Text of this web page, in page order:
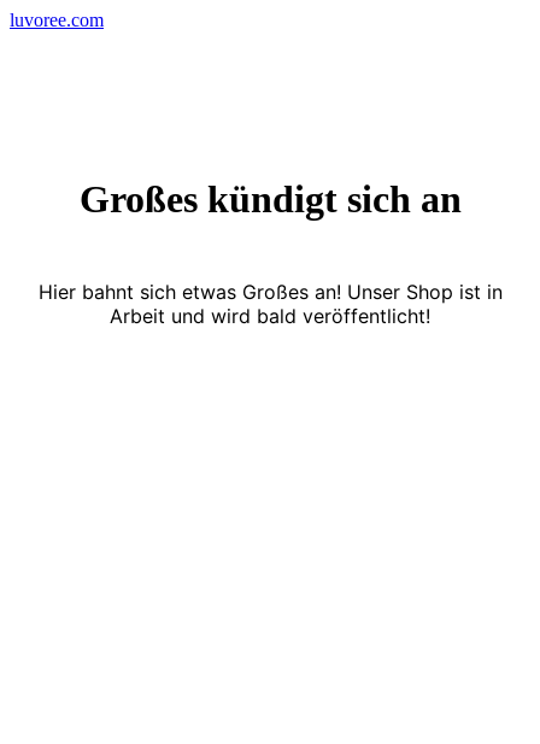
Skip
luvoree.com
Großes kündigt sich an
Hier bahnt sich etwas Großes an! Unser Shop ist in
Arbeit und wird bald veröffentlicht!